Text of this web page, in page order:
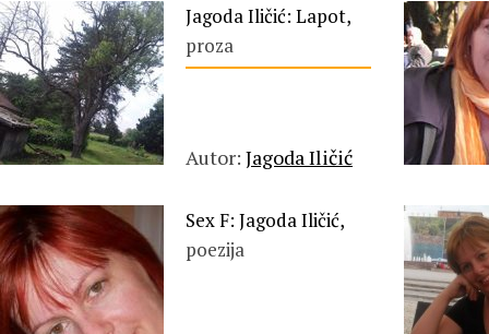
Jagoda Iličić: Lapot,
proza
Autor: Jagoda Iličić
Sex F: Jagoda Iličić,
poezija